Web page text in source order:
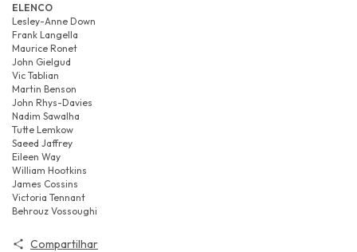
ELENCO
Lesley-Anne Down
Frank Langella
Maurice Ronet
John Gielgud
Vic Tablian
Martin Benson
John Rhys-Davies
Nadim Sawalha
Tutte Lemkow
Saeed Jaffrey
Eileen Way
William Hootkins
James Cossins
Victoria Tennant
Behrouz Vossoughi
Compartilhar